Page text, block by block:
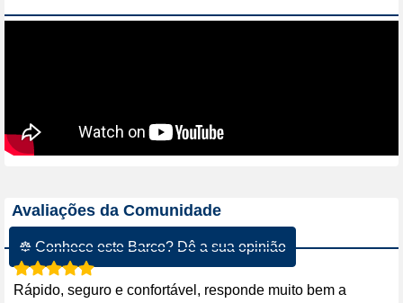
Avaliações da Comunidade
☸ Conhece este Barco? Dê a sua opinião
Rápido, seguro e confortável, responde muito bem a